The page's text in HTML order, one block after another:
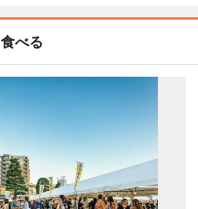
食べる